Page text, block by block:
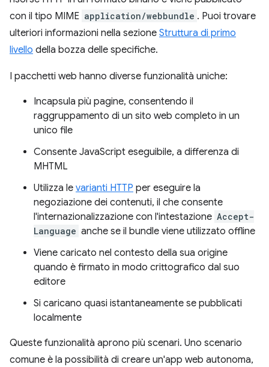
con il tipo MIME application/webbundle . Puoi trovare
ulteriori informazioni nella sezione Struttura di primo
livello della bozza delle specifiche.
I pacchetti web hanno diverse funzionalità uniche:
Incapsula più pagine, consentendo il
raggruppamento di un sito web completo in un
unico file
Consente JavaScript eseguibile, a differenza di
MHTML
Utilizza le varianti HTTP per eseguire la
negoziazione dei contenuti, il che consente
l'internazionalizzazione con l'intestazione Accept-
Language anche se il bundle viene utilizzato offline
Viene caricato nel contesto della sua origine
quando è firmato in modo crittografico dal suo
editore
Si caricano quasi istantaneamente se pubblicati
localmente
Queste funzionalità aprono più scenari. Uno scenario
comune è la possibilità di creare un'app web autonoma,